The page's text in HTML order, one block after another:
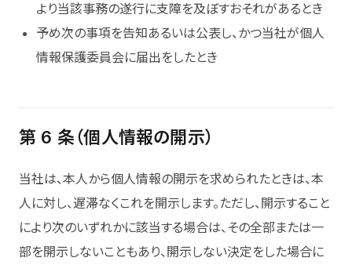
より当該事務の遂行に支障を及ぼすおそれがあるとき
予め次の事項を告知あるいは公表し、かつ当社が個人
情報保護委員会に届出をしたとき
第 6 条（個人情報の開示）
当社は、本人から個人情報の開示を求められたときは、本
人に対し、遅滞なくこれを開示します。ただし、開示すること
により次のいずれかに該当する場合は、その全部または一
部を開示しないこともあり、開示しない決定をした場合に